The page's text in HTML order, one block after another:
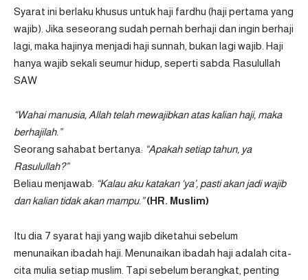
Syarat ini berlaku khusus untuk haji fardhu (haji pertama yang
wajib). Jika seseorang sudah pernah berhaji dan ingin berhaji
lagi, maka hajinya menjadi haji sunnah, bukan lagi wajib. Haji
hanya wajib sekali seumur hidup, seperti sabda Rasulullah
SAW
“Wahai manusia, Allah telah mewajibkan atas kalian haji, maka
berhajilah.”
Seorang sahabat bertanya: “Apakah setiap tahun, ya
Rasulullah?”
Beliau menjawab: “Kalau aku katakan ‘ya’, pasti akan jadi wajib
dan kalian tidak akan mampu.”(HR. Muslim)
Itu dia 7 syarat haji yang wajib diketahui sebelum
menunaikan ibadah haji. Menunaikan ibadah haji adalah cita-
cita mulia setiap muslim. Tapi sebelum berangkat, penting